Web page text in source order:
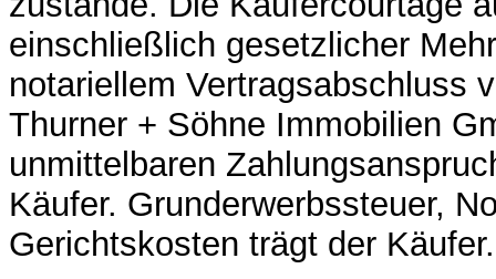
einschließlich gesetzlicher
notariellem Vertragsabschluss
Thurner + Söhne Immobilien
unmittelbaren
Käufer. Grunderwerbssteuer,
Gerichtskosten trägt der Käufer.